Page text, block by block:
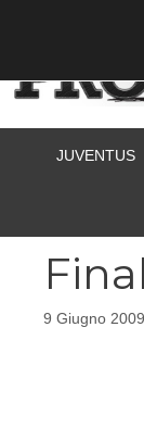
JUVENTUS
9 Giugno 2009